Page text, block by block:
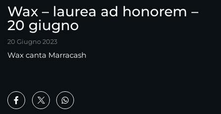
Wax – laurea ad honorem –
20 giugno
20 Giugno 2023
Wax canta Marracash